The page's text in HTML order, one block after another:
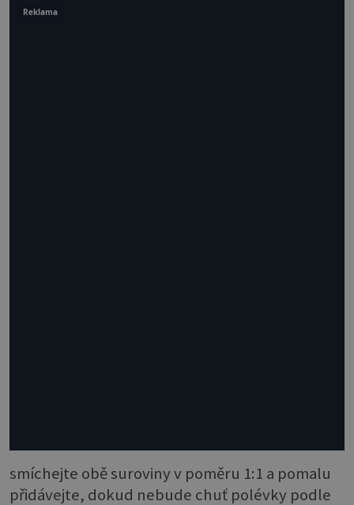
smíchejte obě suroviny v poměru 1:1 a pomalu
přidávejte, dokud nebude chuť polévky podle
Reklama